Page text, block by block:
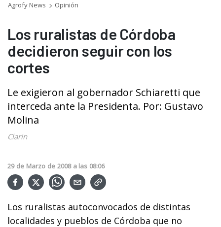
Agrofy News Opinión
Los ruralistas de Córdoba
decidieron seguir con los
cortes
Le exigieron al gobernador Schiaretti que
interceda ante la Presidenta. Por: Gustavo
Molina
Clarin
29 de Marzo de 2008 a las 08:06
Los ruralistas autoconvocados de distintas
localidades y pueblos de Córdoba que no